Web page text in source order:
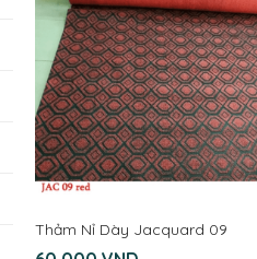
Thảm Nỉ Dày Jacquard 09